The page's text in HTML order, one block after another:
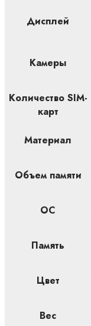
Дисплей
Камеры
Количество SIM-
карт
Материал
Объем памяти
ОС
Память
Цвет
Вес